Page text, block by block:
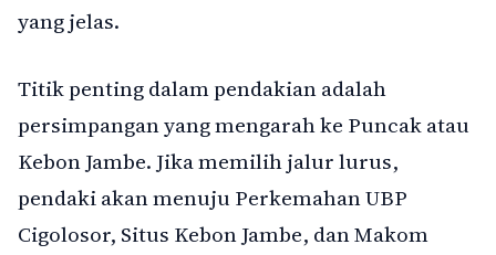
yang jelas.
Titik penting dalam pendakian adalah
persimpangan yang mengarah ke Puncak atau
Kebon Jambe. Jika memilih jalur lurus,
pendaki akan menuju Perkemahan UBP
Cigolosor, Situs Kebon Jambe, dan Makom